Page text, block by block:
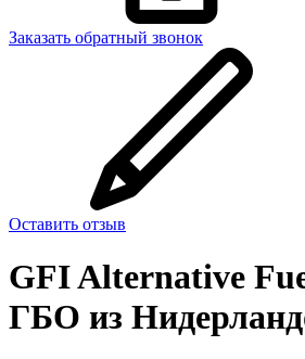
Заказать обратный звонок
Оставить отзыв
GFI Alternative
ГБО из